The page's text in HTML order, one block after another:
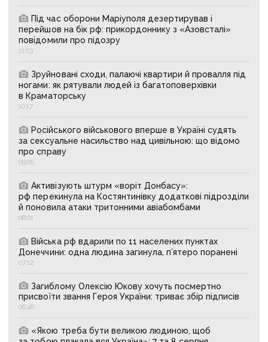
Під час оборони Маріуполя дезертирував і
перейшов на бік рф: прикордоннику з «Азовсталі»
повідомили про підозру
11:03
Зруйновані сходи, палаючі квартири й провалля під
ногами: як рятували людей із багатоповерхівки
в Краматорську
10:17
Російського військового вперше в Україні судять
за сексуальне насильство над цивільною: що відомо
про справу
09:05
Активізують штурм «воріт Донбасу»:
рф перекинула на Костянтинівку додаткові підрозділи
й поновила атаки тритонними авіабомбами
08:01
Війська рф вдарили по 11 населених пунктах
Донеччини: одна людина загинула, п’ятеро поранені
07:12
Загиблому Олексію Юкову хочуть посмертно
присвоїти звання Героя України: триває збір підписів
06:48
«Якою треба бути великою людиною, щоб